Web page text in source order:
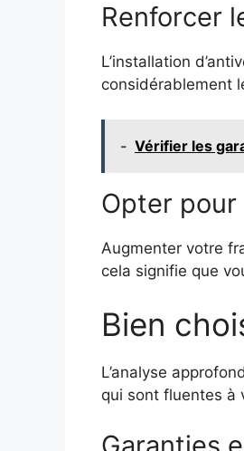
Renforcer
L’installation
considérablement
- Vérifier les
Opter
Augmenter votre
cela signifie que
Bien
L’analyse
qui sont fluentes à